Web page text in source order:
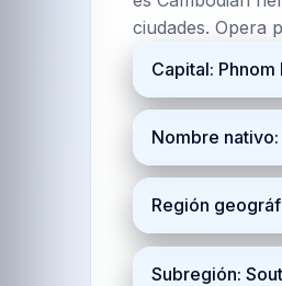
ciudades. Opera
Capital: Phnom
Nombre
Región
Subregión: